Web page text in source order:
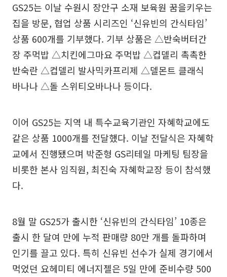
GS25는 이날 수원시 장안구 소재 보육원 꿈을키우는
집을 방문, 협업 상품 시리즈인 ‘신유빈의 간식타임’
상품 600개를 기부했다. 기부 상품은 △반숙버터간
장 주먹밥 △치킨에그마요 주먹밥 △컵델리 촉촉한
반숙란 △컵델리 발사믹카프리제 △델몬트 클래식
바나나 △돌 스위티오바나나 등이다.
이어 GS25는 지역 내 특수교육기관인 자혜학교에도
같은 상품 1000개를 전달했다. 이날 전달식은 자혜학
교에서 진행됐으며 박준형 GS리테일 마케팅 팀장을
비롯한 본사 임직원, 최진숙 자혜학교장 등이 참석했
다.
8월 말 GS25가 출시한 ‘신유빈의 간식타임’ 10종은
출시 한 달여 만에 누적 판매량 80만 개를 돌파하며
인기를 끌고 있다. 특히 신유빈 선수가 실제 경기에서
먹었던 요헤미티 에너지젤은 5일 만에 준비수량 500